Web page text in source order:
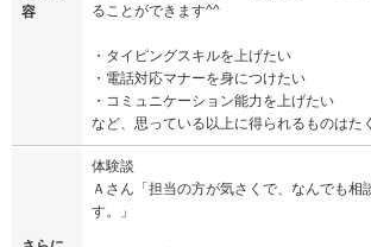
容
ることができます^^
・タイピングスキルを上げたい
・電話対応マナーを身につけたい
・コミュニケーション能力を上げたい
など、思っている以上に得られるものはた
体験談
Ａさん「担当の方が気さくで、なんでも相
す。」